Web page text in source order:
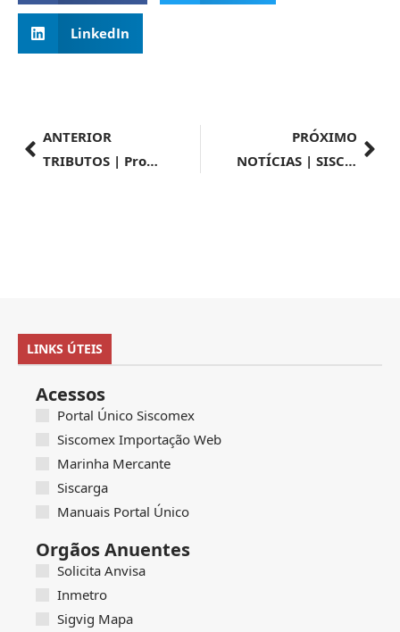
LinkedIn
ANTERIOR
TRIBUTOS | Programas Receita de Consenso e Receita Soluciona aumentam viés orientador da Receita Federal
PRÓXIMO
NOTÍCIAS | SISCOMEX | Sistemas nº 014/2024
LINKS ÚTEIS
Acessos
Portal Único Siscomex
Siscomex Importação Web
Marinha Mercante
Siscarga
Manuais Portal Único
Orgãos Anuentes
Solicita Anvisa
Inmetro
Sigvig Mapa